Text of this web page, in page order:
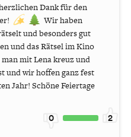
Dank für den
Wir haben
und besonders gut
und das Rätsel im Kino
man mit Lena kreuz und
und wir hoffen ganz fest
Jahr! Schöne Feiertage
0 2